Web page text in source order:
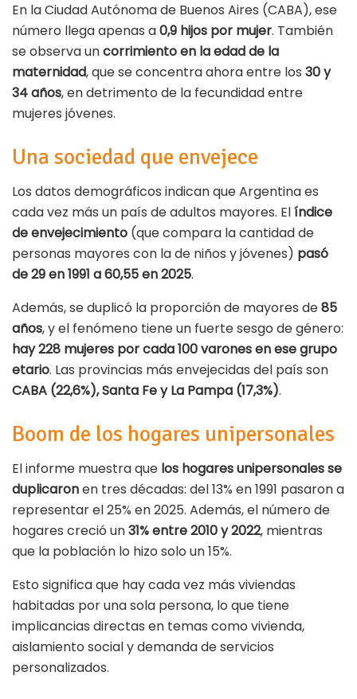
En la Ciudad Autónoma de Buenos Aires (CABA), ese
número llega apenas a0,9 hijos por mujer. También
se observa uncorrimiento en la edad de la
maternidad, que se concentra ahora entre los 30 y
34 años, en detrimento de la fecundidad entre
mujeres jóvenes.
Una sociedad que envejece
Los datos demográficos indican que Argentina es
cada vez más un país de adultos mayores. Elíndice
de envejecimiento (que compara la cantidad de
personas mayores con la de niños y jóvenes) pasó
de 29 en 1991 a 60,55 en 2025.
Además, se duplicó la proporción de mayores de85
años, y el fenómeno tiene un fuerte sesgo de género:
hay 228 mujeres por cada 100 varones en ese grupo
etario. Las provincias más envejecidas del país son
CABA (22,6%), Santa Fe y La Pampa (17,3%).
Boom de los hogares unipersonales
El informe muestra que los hogares unipersonales se
duplicaronen tres décadas: del 13% en 1991 pasaron a
representar el 25% en 2025. Además, el número de
hogares creció un31% entre 2010 y 2022, mientras
que la población lo hizo solo un 15%.
Esto significa que hay cada vez más viviendas
habitadas por una sola persona, lo que tiene
implicancias directas en temas como vivienda,
aislamiento social y demanda de servicios
personalizados.